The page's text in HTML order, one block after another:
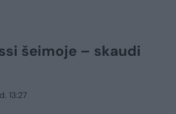
šeimoje – skaudi
13:27